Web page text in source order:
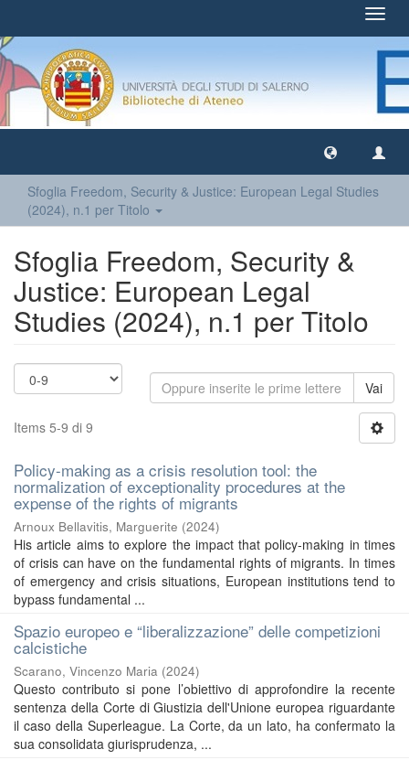
Sfoglia Freedom, Security & Justice: European Legal Studies
(2024), n.1 per Titolo
Sfoglia Freedom, Security &
Justice: European Legal
Studies (2024), n.1 per Titolo
Vai
Items 5-9 di 9
Policy-making as a crisis resolution tool: the
normalization of exceptionality procedures at the
expense of the rights of migrants
Arnoux Bellavitis, Marguerite (2024)
His article aims to explore the impact that policy-making in times
of crisis can have on the fundamental rights of migrants. In times
of emergency and crisis situations, European institutions tend to
bypass fundamental ...
Spazio europeo e “liberalizzazione” delle competizioni
calcistiche
Scarano, Vincenzo Maria (2024)
Questo contributo si pone l’obiettivo di approfondire la recente
sentenza della Corte di Giustizia dell'Unione europea riguardante
il caso della Superleague. La Corte, da un lato, ha confermato la
sua consolidata giurisprudenza, ...